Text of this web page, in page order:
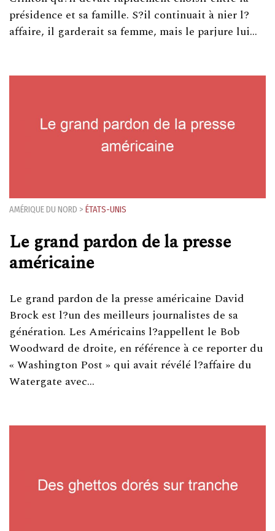
présidence et sa famille. S?il continuait à nier l?
affaire, il garderait sa femme, mais le parjure lui…
AMÉRIQUE DU NORD > ÉTATS-UNIS
Le grand pardon de la presse
américaine
Le grand pardon de la presse américaine David
Brock est l?un des meilleurs journalistes de sa
génération. Les Américains l?appellent le Bob
Woodward de droite, en référence à ce reporter du
« Washington Post » qui avait révélé l?affaire du
Watergate avec…